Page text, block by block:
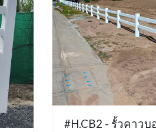
#H.CB2 - รั้วคาวบ